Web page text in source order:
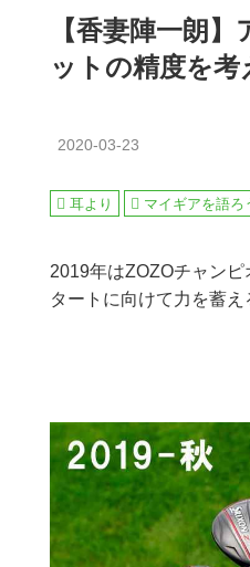
【香妻陣一朗
ットの精度を
2020-03-23
耳より マイギアを語ろ
2019年はZOZOチャン
タートに向けて力を蓄え